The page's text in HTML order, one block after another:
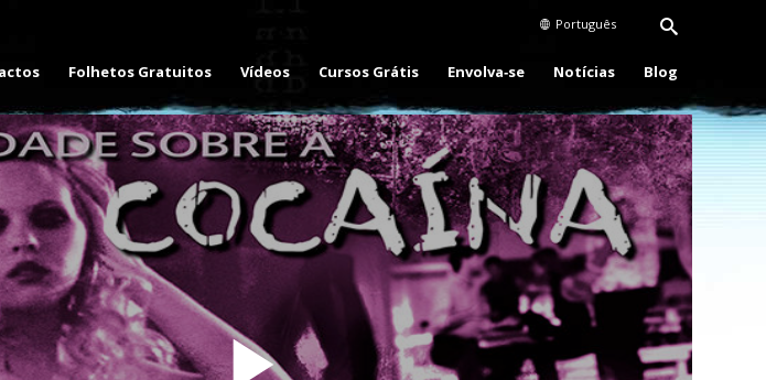
Português
Folhetos Gratuitos Vídeos Cursos Grátis Envolva‑se Notícias Blog